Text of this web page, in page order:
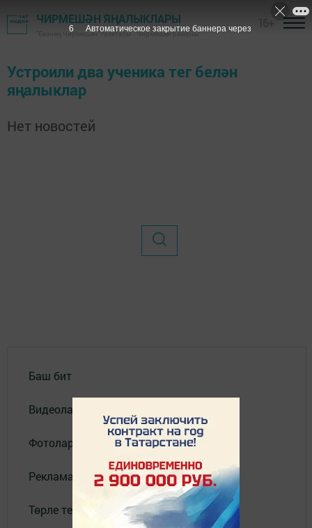
ЧИРМЕШӘН ЯҢАЛЫКЛАРЫ
"Безнең Чирмешән" газетасы - Чирмешән районы
Устроили два ученика тег белән
яңалыклар
Нет новостей
Баш бит
Видеолар
Фотолар галереясы
Реклама
Төрле темалар
6 Автоматическое закрытие баннера через